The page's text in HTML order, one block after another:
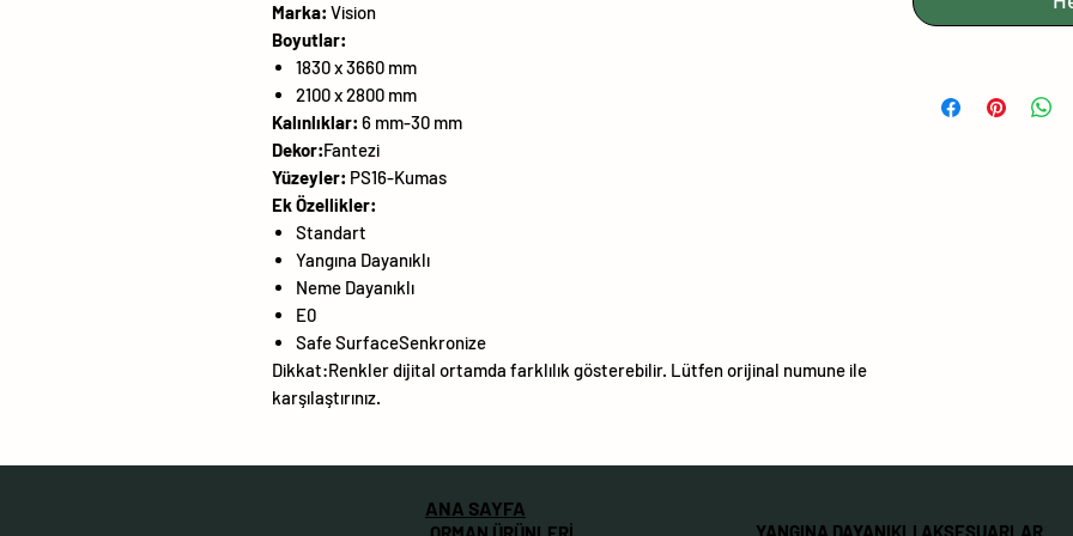
Marka: Vision
Boyutlar:
1830 x 3660 mm
2100 x 2800 mm
Kalınlıklar: 6 mm-30 mm
Dekor:Fantezi
Yüzeyler: PS16-Kumas
Ek Özellikler:
Standart
Yangına Dayanıklı
Neme Dayanıklı
E0
Safe SurfaceSenkronize
Dikkat:Renkler dijital ortamda farklılık gösterebilir. Lütfen orijinal numune ile
karşılaştırınız.
ANA SAYFA
YANGINA DAYANIKLI AKSESUARLAR